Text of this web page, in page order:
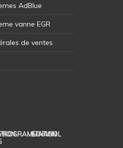
AdBlue
vanne EGR
de ventes
ETHANOL